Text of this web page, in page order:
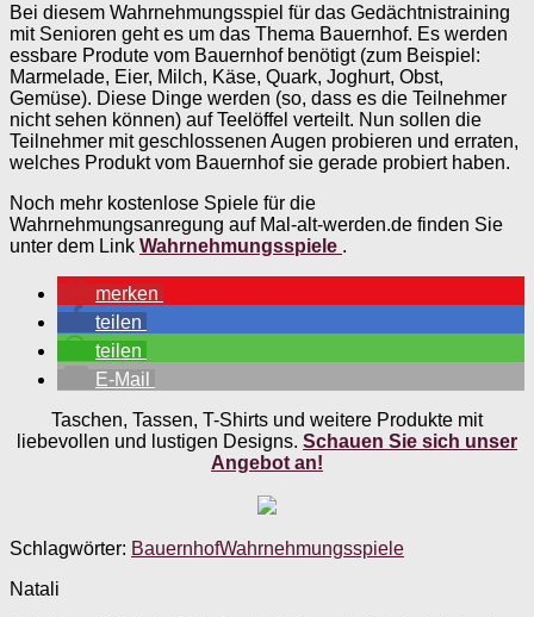
Bei diesem Wahrnehmungsspiel für das Gedächtnistraining
mit Senioren geht es um das Thema Bauernhof. Es werden
essbare Produte vom Bauernhof benötigt (zum Beispiel:
Marmelade, Eier, Milch, Käse, Quark, Joghurt, Obst,
Gemüse). Diese Dinge werden (so, dass es die Teilnehmer
nicht sehen können) auf Teelöffel verteilt. Nun sollen die
Teilnehmer mit geschlossenen Augen probieren und erraten,
welches Produkt vom Bauernhof sie gerade probiert haben.
Noch mehr kostenlose Spiele für die
Wahrnehmungsanregung auf Mal-alt-werden.de finden Sie
unter dem Link Wahrnehmungsspiele .
merken
teilen
teilen
E-Mail
Taschen, Tassen, T-Shirts und weitere Produkte mit
liebevollen und lustigen Designs. Schauen Sie sich unser
Angebot an!
Schlagwörter: BauernhofWahrnehmungsspiele
Natali